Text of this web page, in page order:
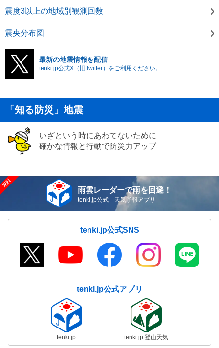
震度3以上の地域別観測回数
震央分布図
最新の地震情報を配信
tenki.jp公式X（旧Twitter）をご利用ください。
「知る防災」地震
いざという時にあわてないために
確かな情報と行動で防災力アップ
雨雲レーダーで雨を回避！
tenki.jp公式 天気予報アプリ
tenki.jp公式SNS
tenki.jp公式アプリ
tenki.jp tenki.jp 登山天気